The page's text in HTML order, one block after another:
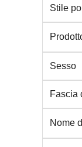
Stile
Sesso
Fascia
Nome